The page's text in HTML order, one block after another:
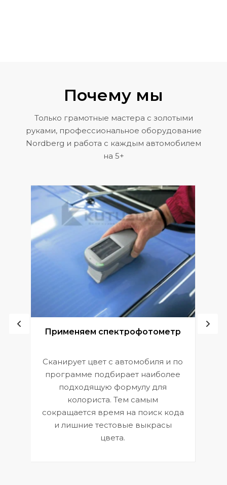
Почему мы
Только грамотные мастера с золотыми
руками, профессиональное оборудование
Nordberg и работа с каждым автомобилем
на 5+
Применяем спектрофотометр
Сканирует цвет с автомобиля и по
программе подбирает наиболее
подходящую формулу для
колориста. Тем самым
сокращается время на поиск кода
и лишние тестовые выкрасы
цвета.